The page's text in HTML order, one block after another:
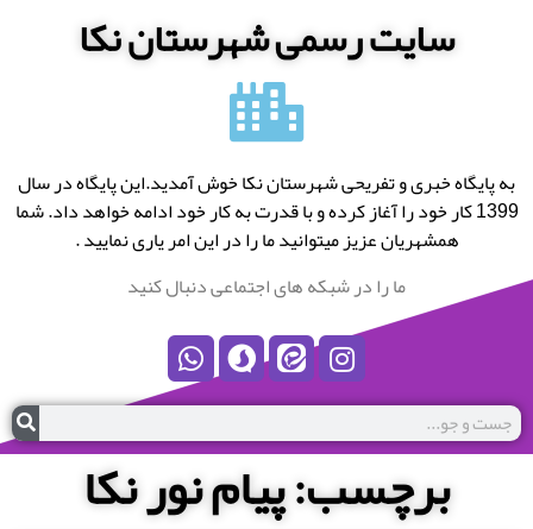
سایت رسمی شهرستان نکا
به پایگاه خبری و تفریحی شهرستان نکا خوش آمدید.این پایگاه در سال
1399 کار خود را آغاز کرده و با قدرت به کار خود ادامه خواهد داد. شما
همشهریان عزیز میتوانید ما را در این امر یاری نمایید .
ما را در شبکه های اجتماعی دنبال کنید
برچسب: پیام نور نکا